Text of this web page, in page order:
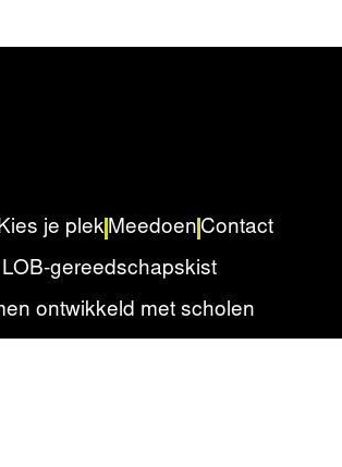
je plek Meedoen Contact
LOB-gereedschapskist
ontwikkeld met scholen